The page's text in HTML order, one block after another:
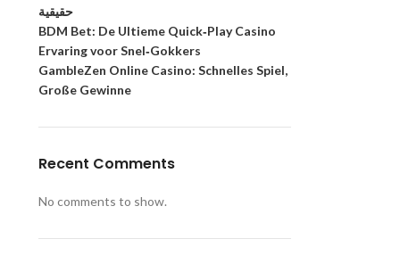
حقيقية
BDM Bet: De Ultieme Quick‑Play Casino
Ervaring voor Snel‑Gokkers
GambleZen Online Casino: Schnelles Spiel,
Große Gewinne
Recent Comments
No comments to show.